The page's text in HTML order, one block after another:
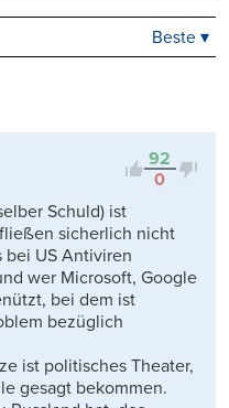
Kontrovers
Beste ▾
92
0
Schuld) ist
sicherlich nicht
bei US Antiviren
wer Microsoft, Google
bei dem ist
bezüglich
ist politisches Theater,
gesagt bekommen.